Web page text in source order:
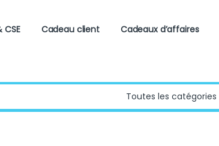
CSE Cadeau client Cadeaux d’affaires